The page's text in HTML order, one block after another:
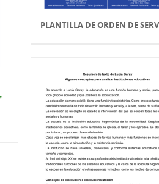
PLANTILLA DE ORDEN DE